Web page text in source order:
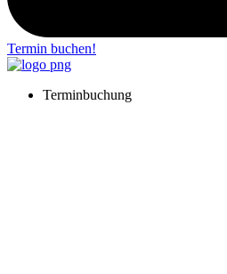
Termin buchen!
Terminbuchung